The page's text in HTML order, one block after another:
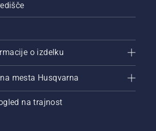
o izdelku
mesta Husqvarna
na trajnost